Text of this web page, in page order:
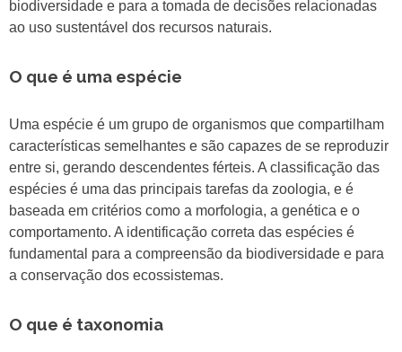
biodiversidade e para a tomada de decisões relacionadas
ao uso sustentável dos recursos naturais.
O que é uma espécie
Uma espécie é um grupo de organismos que compartilham
características semelhantes e são capazes de se reproduzir
entre si, gerando descendentes férteis. A classificação das
espécies é uma das principais tarefas da zoologia, e é
baseada em critérios como a morfologia, a genética e o
comportamento. A identificação correta das espécies é
fundamental para a compreensão da biodiversidade e para
a conservação dos ecossistemas.
O que é taxonomia